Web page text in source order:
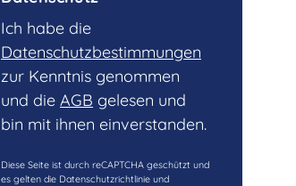
Ich habe die
Datenschutzbestimmungen
zur Kenntnis genommen
und die AGB gelesen und
bin mit ihnen einverstanden.
Diese Seite ist durch reCAPTCHA geschützt und
es gelten die Datenschutzrichtlinie und